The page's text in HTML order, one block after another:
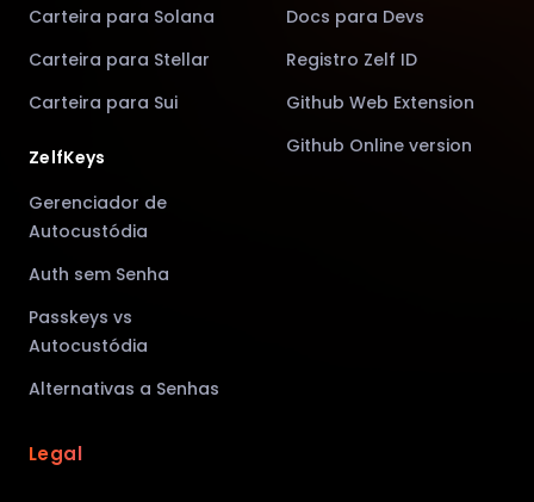
Carteira para Solana
Carteira para Stellar
Carteira para Sui
ZelfKeys
Gerenciador de
Autocustódia
Auth sem Senha
Passkeys vs
Autocustódia
Alternativas a Senhas
Docs para Devs
Registro Zelf ID
Github Web Extension
Github Online version
Legal